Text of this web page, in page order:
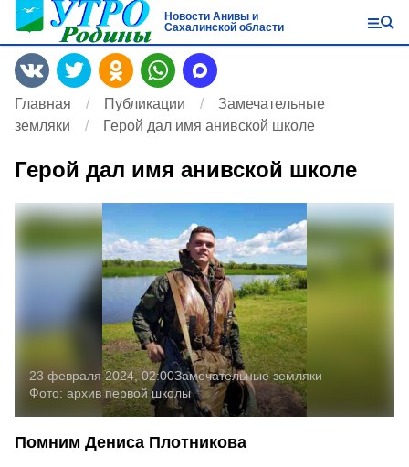
Новости Анивы и
Сахалинской области
Главная Публикации
Замечательные
земляки
Герой дал имя анивской школе
Герой дал имя анивской школе
23 февраля 2024, 02:00Замечательные земляки
Фото: архив первой школы
Помним Дениса Плотникова